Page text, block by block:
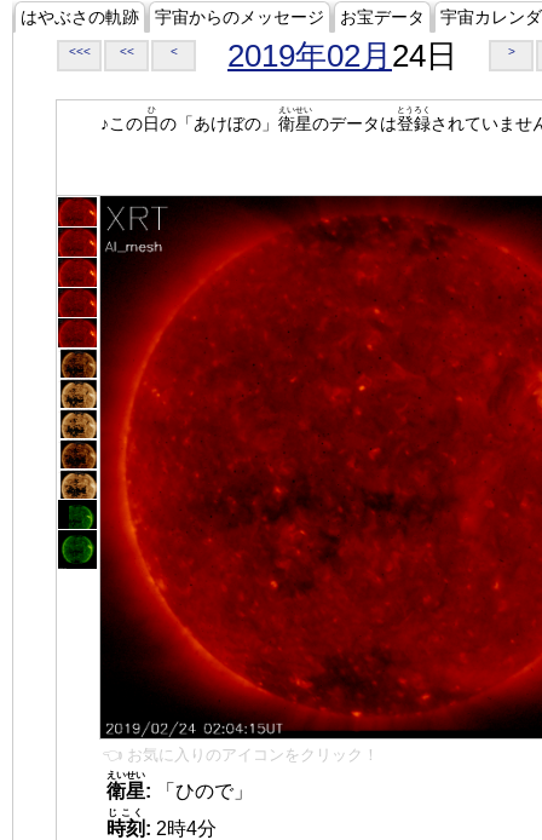
はやぶさの軌跡 宇宙からのメッセージ お宝データ 宇宙カレン
<<< << < 2019年02月 24日 >
♪この日
ひ
の「あけぼの」 衛星
えいせい
のデータは登録
とうろく
されていませ
👈 お気に入りのアイコンをクリック！
衛星
えいせい
:
「ひので」
時刻
じこく
: 2時4分